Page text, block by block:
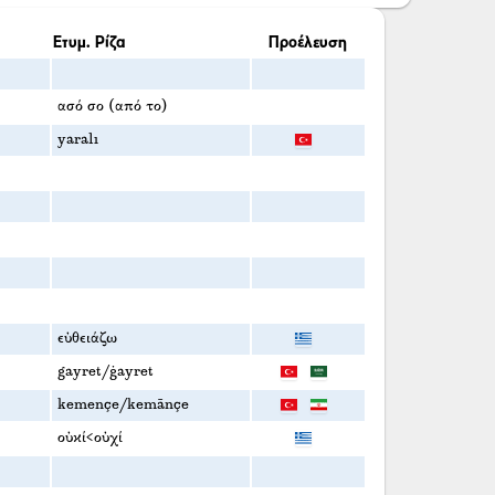
Ετυμ. Ρίζα Προέλευση
ασό σο (από το)
yaralı
εὐθειάζω
gayret/ġayret
kemençe/kemānçe
οὐκί<οὐχί